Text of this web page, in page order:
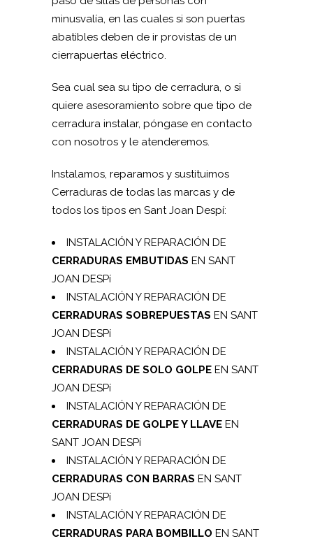
minusvalía, en las cuales si son puertas
abatibles deben de ir provistas de un
cierrapuertas eléctrico.
Sea cual sea su tipo de cerradura, o si
quiere asesoramiento sobre que tipo de
cerradura instalar, póngase en contacto
con nosotros y le atenderemos.
Instalamos, reparamos y sustituimos
Cerraduras de todas las marcas y de
todos los tipos en Sant Joan Despí:
INSTALACIÓN Y REPARACIÓN DE
CERRADURAS EMBUTIDAS EN SANT
JOAN DESPí
INSTALACIÓN Y REPARACIÓN DE
CERRADURAS SOBREPUESTAS EN SANT
JOAN DESPí
INSTALACIÓN Y REPARACIÓN DE
CERRADURAS DE SOLO GOLPE EN SANT
JOAN DESPí
INSTALACIÓN Y REPARACIÓN DE
CERRADURAS DE GOLPE Y LLAVE EN
SANT JOAN DESPí
INSTALACIÓN Y REPARACIÓN DE
CERRADURAS CON BARRAS EN SANT
JOAN DESPí
INSTALACIÓN Y REPARACIÓN DE
CERRADURAS PARA BOMBILLO EN SANT